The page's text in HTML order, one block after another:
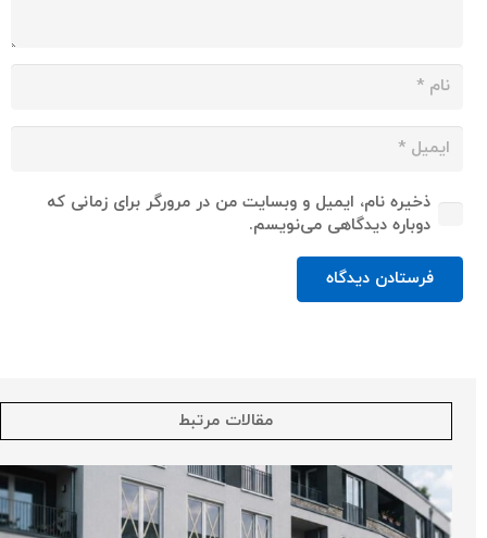
ذخیره نام، ایمیل و وبسایت من در مرورگر برای زمانی که
دوباره دیدگاهی می‌نویسم.
فرستادن دیدگاه
مقالات مرتبط